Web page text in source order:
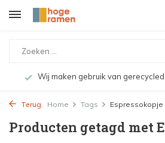
Wij maken gebruik van
Terug Home Tags Espressokopje
Producten getagd met